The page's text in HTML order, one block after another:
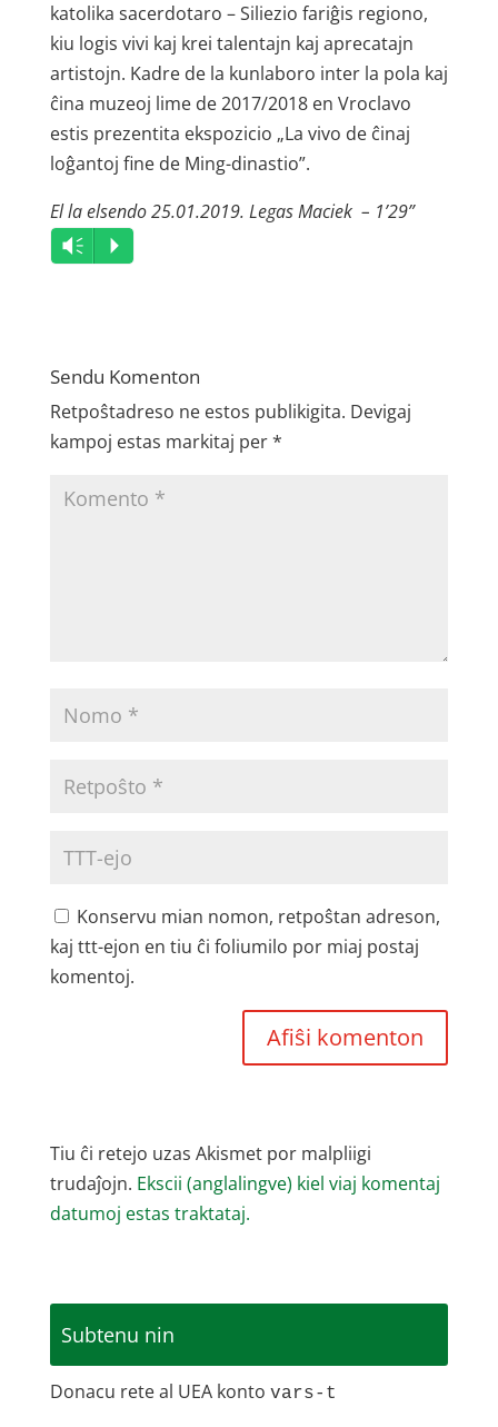
katolika sacerdotaro – Siliezio fariĝis regiono,
kiu logis vivi kaj krei talentajn kaj aprecatajn
artistojn. Kadre de la kunlaboro inter la pola kaj
ĉina muzeoj lime de 2017/2018 en Vroclavo
estis prezentita ekspozicio „La vivo de ĉinaj
loĝantoj fine de Ming-dinastio”.
El la elsendo 25.01.2019. Legas Maciek – 1’29”
Audio
Player
Vm P
Sendu Komenton
Retpoŝtadreso ne estos publikigita. Devigaj
kampoj estas markitaj per*
Konservu mian nomon, retpoŝtan adreson,
kaj ttt-ejon en tiu ĉi foliumilo por miaj postaj
komentoj.
Tiu ĉi retejo uzas Akismet por malpliigi
trudaĵojn. Ekscii (anglalingve) kiel viaj komentaj
datumoj estas traktataj.
Subtenu nin
Donacu rete al UEA konto vars-t